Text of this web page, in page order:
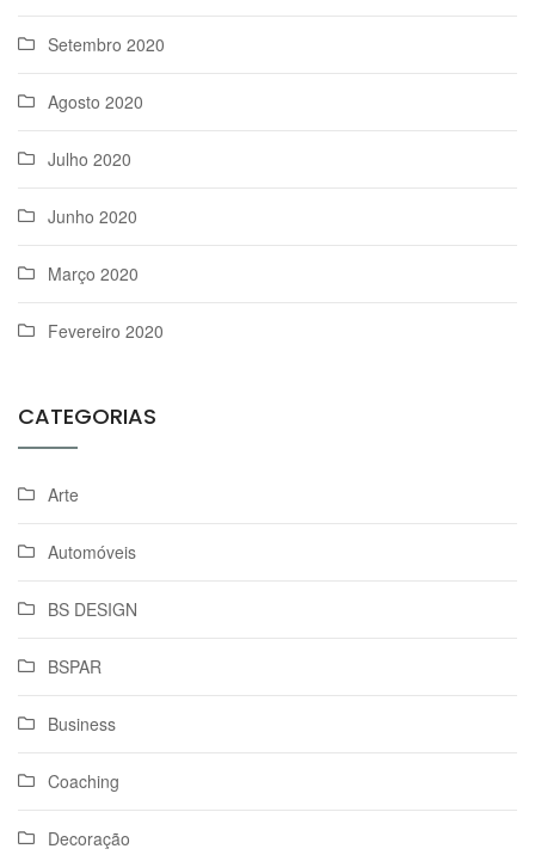
Setembro 2020
Agosto 2020
Julho 2020
Junho 2020
Março 2020
Fevereiro 2020
CATEGORIAS
Arte
Automóveis
BS DESIGN
BSPAR
Business
Coaching
Decoração